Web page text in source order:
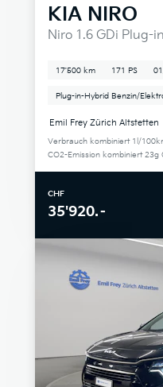
KIA NIRO
Niro 1.6 GDi Plug-
17'500 km 171 PS
Plug-in-Hybrid Benzin/
Emil Frey Zürich Altstetten
Verbrauch kombiniert 1l/
CO2-Emission kombiniert 23g
CHF
35'920.–